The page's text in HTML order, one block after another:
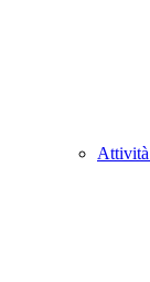
Attività